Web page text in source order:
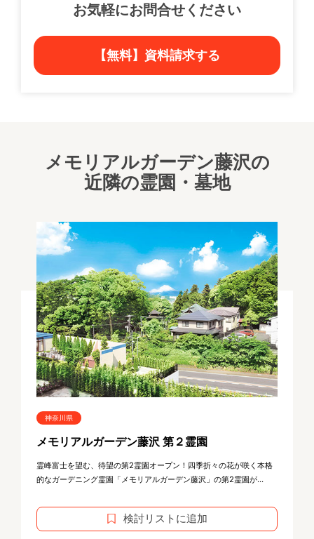
お気軽にお問合せください
【無料】資料請求する
メモリアルガーデン藤沢の
近隣の霊園・墓地
神奈川県
メモリアルガーデン藤沢 第２霊園
霊峰富士を望む、待望の第2霊園オープン！四季折々の花が咲く本格
的なガーデニング霊園「メモリアルガーデン藤沢」の第2霊園が...
検討リストに追加